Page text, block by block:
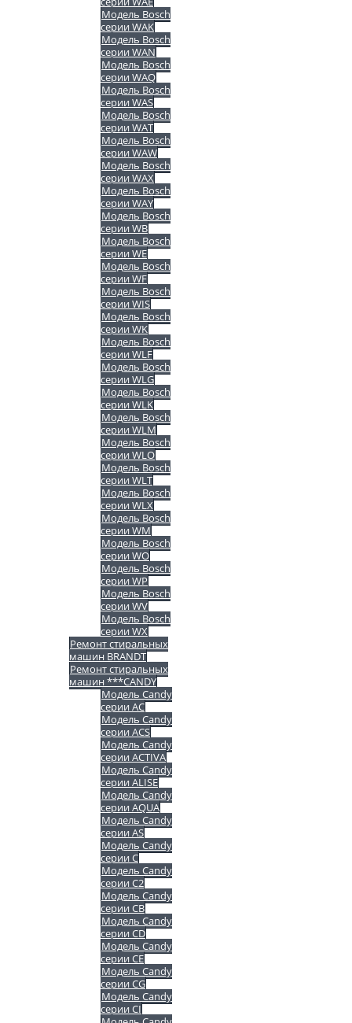
Модель Bosch
серии WAK
Модель Bosch
серии WAN
Модель Bosch
серии WAQ
Модель Bosch
серии WAS
Модель Bosch
серии WAT
Модель Bosch
серии WAW
Модель Bosch
серии WAX
Модель Bosch
серии WAY
Модель Bosch
серии WB
Модель Bosch
серии WE
Модель Bosch
серии WF
Модель Bosch
серии WIS
Модель Bosch
серии WK
Модель Bosch
серии WLF
Модель Bosch
серии WLG
Модель Bosch
серии WLK
Модель Bosch
серии WLM
Модель Bosch
серии WLO
Модель Bosch
серии WLT
Модель Bosch
серии WLX
Модель Bosch
серии WM
Модель Bosch
серии WO
Модель Bosch
серии WP
Модель Bosch
серии WV
Модель Bosch
серии WX
Ремонт стиральных
машин BRANDT
Ремонт стиральных
машин ***CANDY
Модель Candy
серии AC
Модель Candy
серии ACS
Модель Candy
серии ACTIVA
Модель Candy
серии ALISE
Модель Candy
серии AQUA
Модель Candy
серии AS
Модель Candy
серии C
Модель Candy
серии C2
Модель Candy
серии CB
Модель Candy
серии CD
Модель Candy
серии CE
Модель Candy
серии CG
Модель Candy
серии CI